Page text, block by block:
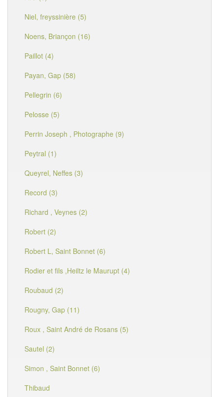
Niel, freyssinière (5)
Noens, Briançon (16)
Paillot (4)
Payan, Gap (58)
Pellegrin (6)
Pelosse (5)
Perrin Joseph , Photographe (9)
Peytral (1)
Queyrel, Neffes (3)
Record (3)
Richard , Veynes (2)
Robert (2)
Robert L, Saint Bonnet (6)
Rodier et fils ,Heiltz le Maurupt (4)
Roubaud (2)
Rougny, Gap (11)
Roux , Saint André de Rosans (5)
Sautel (2)
Simon , Saint Bonnet (6)
Thibaud